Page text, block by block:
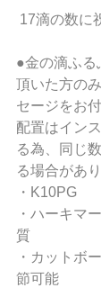
17滴の数に
●金の滴ふ
頂いた方の
セージをお
配置はイン
る為、同じ
る場合があ
・K10PG
・ハーキマ
質
・カットボ
節可能